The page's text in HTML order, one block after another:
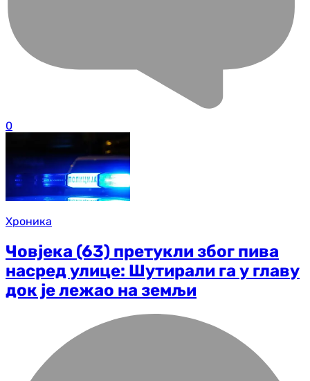
0
Хроника
Човјека (63) претукли због пива
насред улице: Шутирали га у главу
док је лежао на земљи